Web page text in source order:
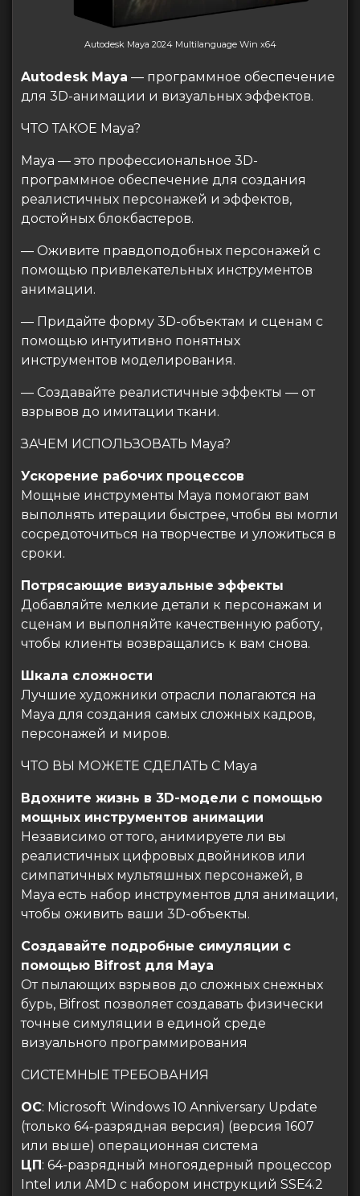
Autodesk Maya 2024 Multilanguage Win x64
Autodesk Maya — программное обеспечение
для 3D-анимации и визуальных эффектов.
ЧТО ТАКОЕ Maya?
Maya — это профессиональное 3D-
программное обеспечение для создания
реалистичных персонажей и эффектов,
достойных блокбастеров.
— Оживите правдоподобных персонажей с
помощью привлекательных инструментов
анимации.
— Придайте форму 3D-объектам и сценам с
помощью интуитивно понятных
инструментов моделирования.
— Создавайте реалистичные эффекты — от
взрывов до имитации ткани.
ЗАЧЕМ ИСПОЛЬЗОВАТЬ Maya?
Ускорение рабочих процессов
Мощные инструменты Maya помогают вам
выполнять итерации быстрее, чтобы вы могли
сосредоточиться на творчестве и уложиться в
сроки.
Потрясающие визуальные эффекты
Добавляйте мелкие детали к персонажам и
сценам и выполняйте качественную работу,
чтобы клиенты возвращались к вам снова.
Шкала сложности
Лучшие художники отрасли полагаются на
Maya для создания самых сложных кадров,
персонажей и миров.
ЧТО ВЫ МОЖЕТЕ СДЕЛАТЬ С Maya
Вдохните жизнь в 3D-модели с помощью
мощных инструментов анимации
Независимо от того, анимируете ли вы
реалистичных цифровых двойников или
симпатичных мультяшных персонажей, в
Maya есть набор инструментов для анимации,
чтобы оживить ваши 3D-объекты.
Создавайте подробные симуляции с
помощью Bifrost для Maya
От пылающих взрывов до сложных снежных
бурь, Bifrost позволяет создавать физически
точные симуляции в единой среде
визуального программирования
СИСТЕМНЫЕ ТРЕБОВАНИЯ
ОС: Microsoft Windows 10 Anniversary Update
(только 64-разрядная версия) (версия 1607
или выше) операционная система
ЦП: 64-разрядный многоядерный процессор
Intel или AMD с набором инструкций SSE4.2